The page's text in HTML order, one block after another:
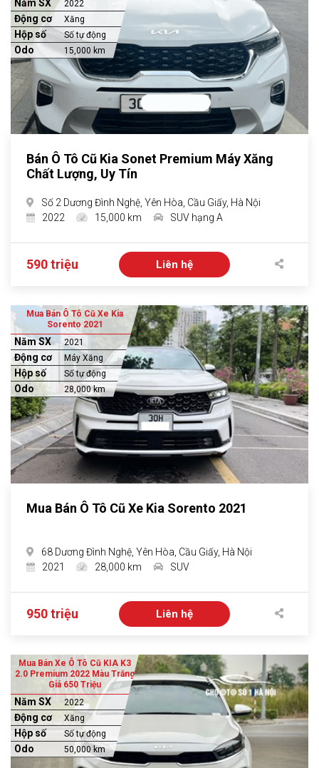
Năm SX 2022
Động cơ Xăng
Hộp số Số tự động
Odo 15,000 km
Bán Ô Tô Cũ Kia Sonet Premium Máy Xăng
Chất Lượng, Uy Tín
Số 2 Dương Đình Nghệ, Yên Hòa, Cầu Giấy, Hà Nội
2022
15,000 km SUV hạng A
590 triệu Liên hệ
Mua Bán Ô Tô Cũ Xe Kia
Sorento 2021
Năm SX 2021
Động cơ Máy Xăng
Hộp số Số tự động
Odo 28,000 km
Mua Bán Ô Tô Cũ Xe Kia Sorento 2021
68 Dương Đình Nghệ, Yên Hòa, Cầu Giấy, Hà Nội
2021
28,000 km SUV
950 triệu Liên hệ
Mua Bán Xe Ô Tô Cũ KIA K3
2.0 Premium 2022 Màu Trắng
Giá 650 Triệu
Năm SX 2022
Động cơ Xăng
Hộp số Số tự động
Odo 50,000 km